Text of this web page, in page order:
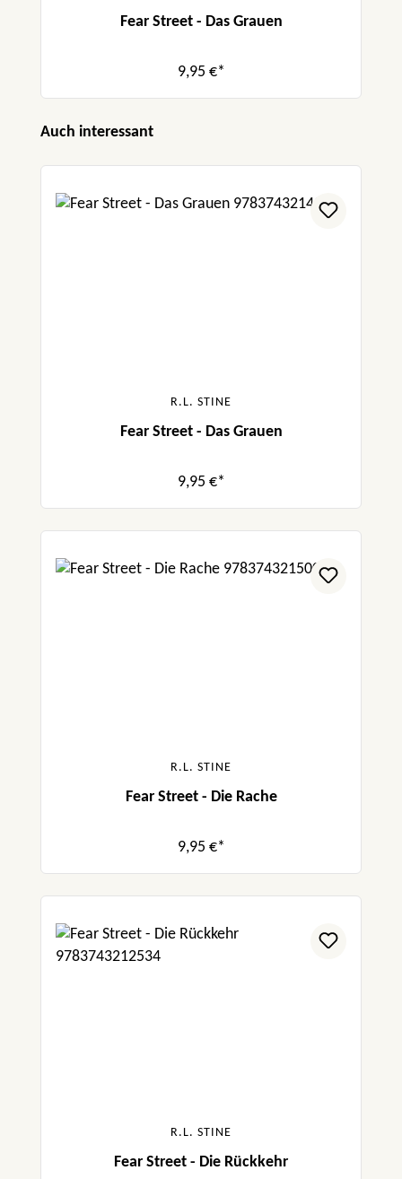
Fear Street - Das Grauen
9,95 €*
Produktgalerie überspringen
Auch interessant
R.L. STINE
Fear Street - Das Grauen
9,95 €*
R.L. STINE
Fear Street - Die Rache
9,95 €*
R.L. STINE
Fear Street - Die Rückkehr